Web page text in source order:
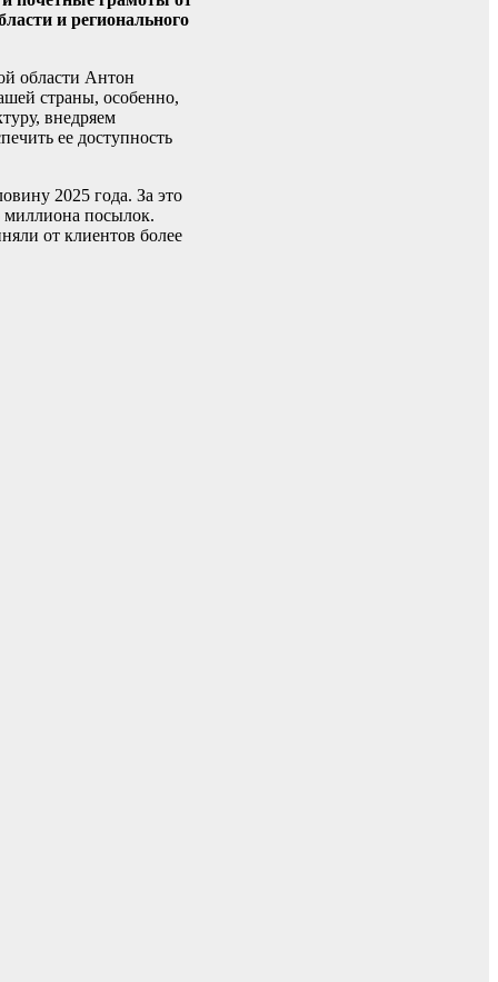
и регионального
области Антон
страны, особенно,
внедряем
ее доступность
2025 года. За это
миллиона посылок.
от клиентов более